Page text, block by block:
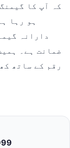
کہ آپ کا
ہو رہا
دارانہ
ضمانت ہے۔
رقم کے ساتھ